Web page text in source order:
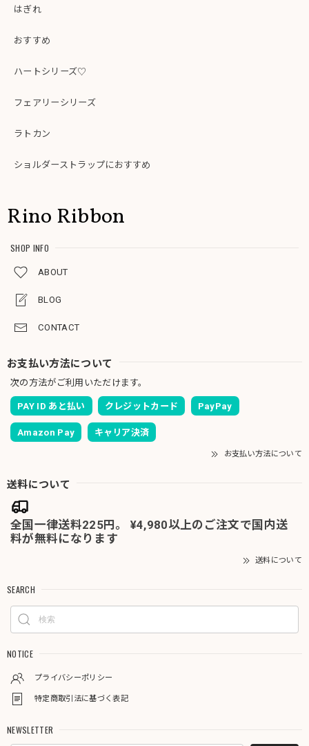
はぎれ
おすすめ
ハートシリーズ♡
フェアリーシリーズ
ラトカン
ショルダーストラップにおすすめ
Rino Ribbon
SHOP INFO
ABOUT
BLOG
CONTACT
お支払い方法について
次の方法がご利用いただけます。
PAY ID あと払い クレジットカード PayPay
Amazon Pay キャリア決済
お支払い方法について
送料について
全国一律送料225円。 ¥4,980以上のご注文で国内送
料が無料になります
送料について
SEARCH
NOTICE
プライバシーポリシー
特定商取引法に基づく表記
NEWSLETTER